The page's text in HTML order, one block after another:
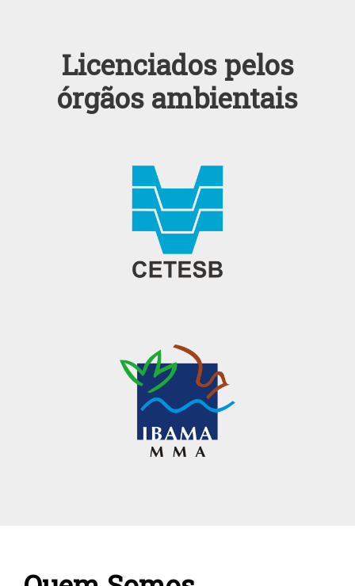
Licenciados pelos
órgãos ambientais